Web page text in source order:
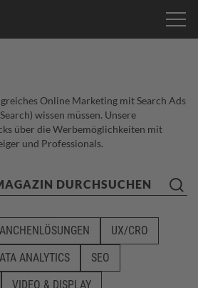
Online Marketing mit Search Ads
wissen müssen. Unsere
über die Werbemöglichkeiten mit
und Professionals.
UX/CRO
ANALYTICS
SEO
VIDEO & DISPLAY